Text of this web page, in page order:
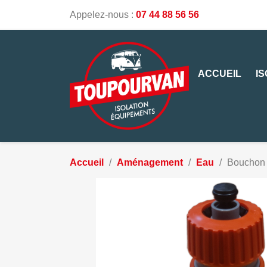
Appelez-nous : 07 44 88 56 56
ACCUEIL
Accueil Aménagement Eau